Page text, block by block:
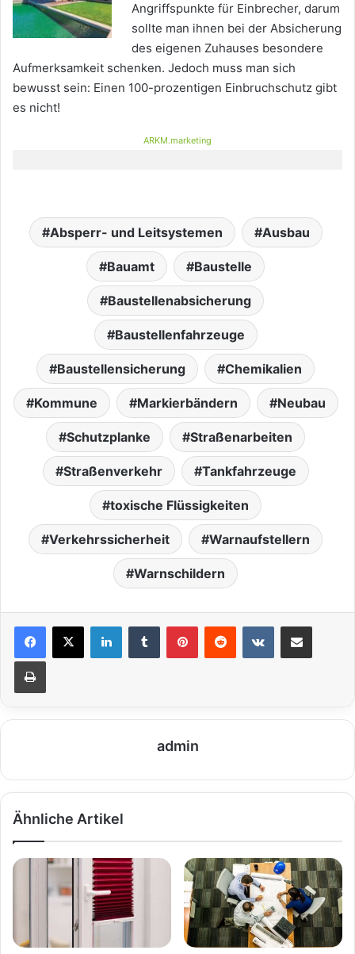
Angriffspunkte für Einbrecher, darum
sollte man ihnen bei der Absicherung
des eigenen Zuhauses besondere
Aufmerksamkeit schenken. Jedoch muss man sich
bewusst sein: Einen 100-prozentigen Einbruchschutz gibt
es nicht!
ARKM.marketing
Absperr- und Leitsystemen Ausbau
Bauamt Baustelle
Baustellenabsicherung
Baustellenfahrzeuge
Baustellensicherung Chemikalien
Kommune Markierbändern Neubau
Schutzplanke Straßenarbeiten
Straßenverkehr Tankfahrzeuge
toxische Flüssigkeiten
Verkehrssicherheit Warnaufstellern
Warnschildern
admin
Ähnliche Artikel